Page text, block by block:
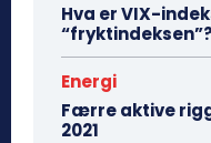
Hva er VIX-
“fryktindeksen”?
Energi
Færre aktive
2021